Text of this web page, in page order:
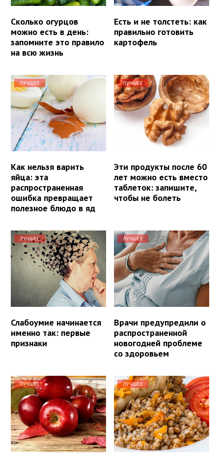
Сколько огурцов
можно есть в день:
запомните это правило
на всю жизнь
Есть и не толстеть: как
правильно готовить
картофель
ЛУЧШЕЕ
Как нельзя варить
яйца: эта
распространенная
ошибка превращает
полезное блюдо в яд
ЛУЧШЕЕ
Эти продукты после 60
лет можно есть вместо
таблеток: запишите,
чтобы не болеть
ЛУЧШЕЕ
Слабоумие начинается
именно так: первые
признаки
ЛУЧШЕЕ
Врачи предупредили о
распространенной
новогодней проблеме
со здоровьем
ЛУЧШЕЕ ЛУЧШЕЕ